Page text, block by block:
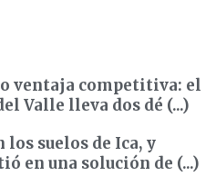
ventaja competitiva: el
Valle lleva dos dé (...)
los suelos de Ica, y
en una solución de (...)